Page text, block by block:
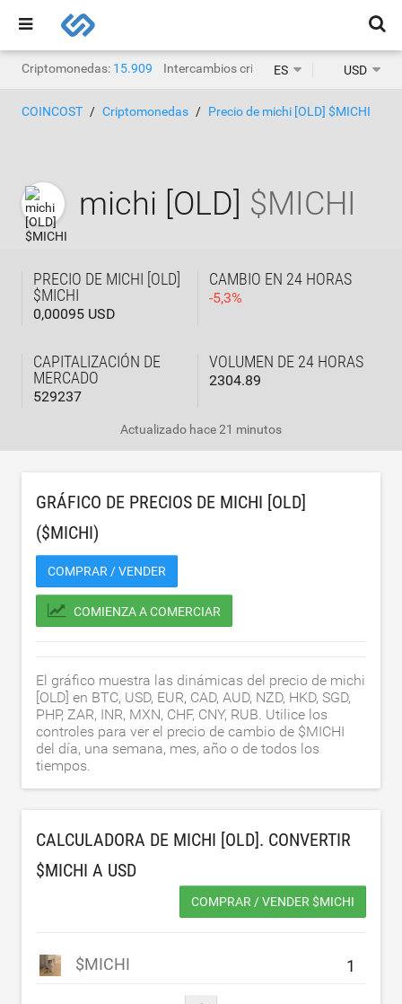
Criptomonedas: 15.909 Intercambios criptográficos: 1471
ES USD
COINCOST Criptomonedas Precio de michi [OLD] $MICHI
michi [OLD] $MICHI
PRECIO DE MICHI [OLD]
$MICHI
0,00095 USD
CAMBIO EN 24 HORAS
-5,3%
CAPITALIZACIÓN DE
MERCADO
529237
VOLUMEN DE 24 HORAS
2304.89
Actualizado hace 21 minutos
GRÁFICO DE PRECIOS DE MICHI [OLD]
($MICHI)
COMPRAR / VENDER
COMIENZA A COMERCIAR
El gráfico muestra las dinámicas del precio de michi
[OLD] en BTC, USD, EUR, CAD, AUD, NZD, HKD, SGD,
PHP, ZAR, INR, MXN, CHF, CNY, RUB. Utilice los
controles para ver el precio de cambio de $MICHI
del día, una semana, mes, año o de todos los
tiempos.
CALCULADORA DE MICHI [OLD]. CONVERTIR
$MICHI A USD
COMPRAR / VENDER $MICHI
$MICHI